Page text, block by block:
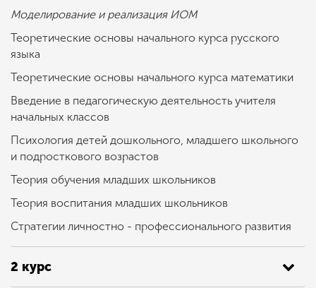
Моделирование и реализация ИОМ
Теоретические основы начального курса русского
языка
Теоретические основы начального курса математики
Введение в педагогическую деятельность учителя
начальных классов
Психология детей дошкольного, младшего школьного
и подросткового возрастов
Теория обучения младших школьников
Теория воспитания младших школьников
Стратегии личностно - профессионального развития
2 курс